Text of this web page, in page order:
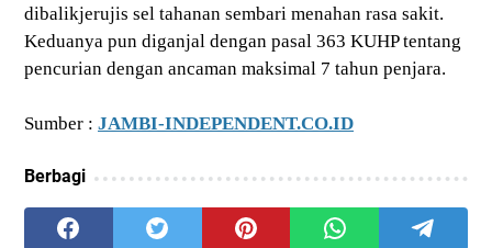
dibalikjerujis sel tahanan sembari menahan rasa sakit.
Keduanya pun diganjal dengan pasal 363 KUHP tentang
pencurian dengan ancaman maksimal 7 tahun penjara.
Sumber : JAMBI-INDEPENDENT.CO.ID
Berbagi